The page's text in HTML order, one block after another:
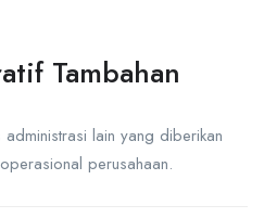
Tambahan
lain yang diberikan
perusahaan.